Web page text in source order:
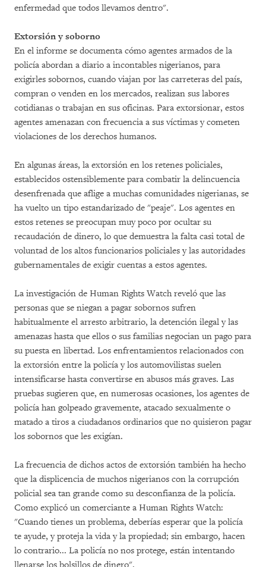
enfermedad que todos llevamos dentro".
Extorsión y soborno
En el informe se documenta cómo agentes armados de la
policía abordan a diario a incontables nigerianos, para
exigirles sobornos, cuando viajan por las carreteras del país,
compran o venden en los mercados, realizan sus labores
cotidianas o trabajan en sus oficinas. Para extorsionar, estos
agentes amenazan con frecuencia a sus víctimas y cometen
violaciones de los derechos humanos.
En algunas áreas, la extorsión en los retenes policiales,
establecidos ostensiblemente para combatir la delincuencia
desenfrenada que aflige a muchas comunidades nigerianas, se
ha vuelto un tipo estandarizado de "peaje". Los agentes en
estos retenes se preocupan muy poco por ocultar su
recaudación de dinero, lo que demuestra la falta casi total de
voluntad de los altos funcionarios policiales y las autoridades
gubernamentales de exigir cuentas a estos agentes.
La investigación de Human Rights Watch reveló que las
personas que se niegan a pagar sobornos sufren
habitualmente el arresto arbitrario, la detención ilegal y las
amenazas hasta que ellos o sus familias negocian un pago para
su puesta en libertad. Los enfrentamientos relacionados con
la extorsión entre la policía y los automovilistas suelen
intensificarse hasta convertirse en abusos más graves. Las
pruebas sugieren que, en numerosas ocasiones, los agentes de
policía han golpeado gravemente, atacado sexualmente o
matado a tiros a ciudadanos ordinarios que no quisieron pagar
los sobornos que les exigían.
La frecuencia de dichos actos de extorsión también ha hecho
que la displicencia de muchos nigerianos con la corrupción
policial sea tan grande como su desconfianza de la policía.
Como explicó un comerciante a Human Rights Watch:
"Cuando tienes un problema, deberías esperar que la policía
te ayude, y proteja la vida y la propiedad; sin embargo, hacen
lo contrario... La policía no nos protege, están intentando